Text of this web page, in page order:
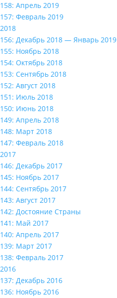
158: Апрель 2019
157: Февраль 2019
2018
156: Декабрь 2018 — Январь 2019
155: Ноябрь 2018
154: Октябрь 2018
153: Сентябрь 2018
152: Август 2018
151: Июль 2018
150: Июнь 2018
149: Апрель 2018
148: Март 2018
147: Февраль 2018
2017
146: Декабрь 2017
145: Ноябрь 2017
144: Сентябрь 2017
143: Август 2017
142: Достояние Страны
141: Май 2017
140: Апрель 2017
139: Март 2017
138: Февраль 2017
2016
137: Декабрь 2016
136: Ноябрь 2016